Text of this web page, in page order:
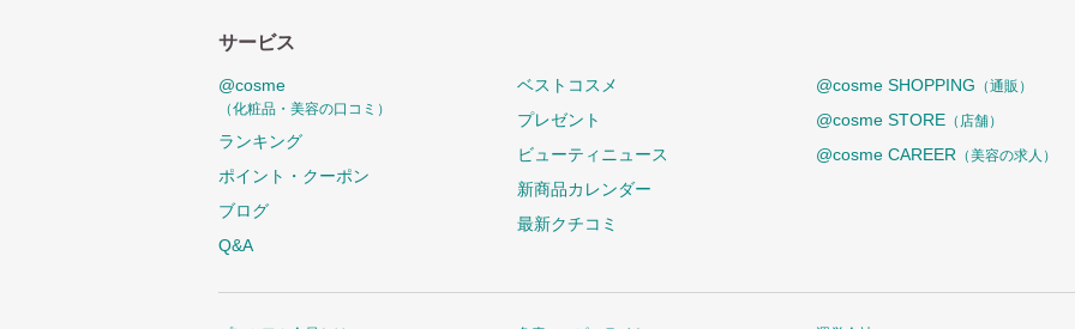
サービス
@cosme
（化粧品・美容の口コミ）
ランキング
ポイント・クーポン
ブログ
Q&A
ベストコスメ
プレゼント
ビューティニュース
新商品カレンダー
最新クチコミ
@cosme SHOPPING （通販）
@cosme STORE （店舗）
@cosme CAREER （美容の求人）